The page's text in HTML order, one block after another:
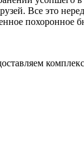
Все это
похоронное